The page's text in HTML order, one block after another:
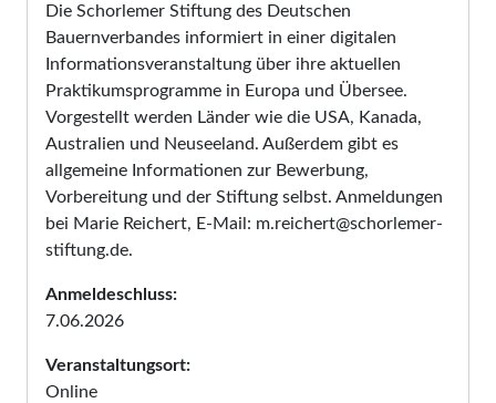
Die Schorlemer Stiftung des Deutschen
Bauernverbandes informiert in einer digitalen
Informationsveranstaltung über ihre aktuellen
Praktikumsprogramme in Europa und Übersee.
Vorgestellt werden Länder wie die USA, Kanada,
Australien und Neuseeland. Außerdem gibt es
allgemeine Informationen zur Bewerbung,
Vorbereitung und der Stiftung selbst. Anmeldungen
bei Marie Reichert, E-Mail: m.reichert@schorlemer-
stiftung.de.
Anmeldeschluss:
7.06.2026
Veranstaltungsort:
Online